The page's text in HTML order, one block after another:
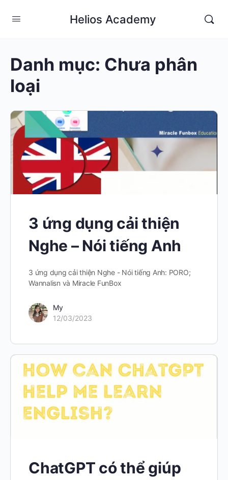
Helios Academy
Danh mục: Chưa phân
loại
3 ứng dụng cải thiện
Nghe – Nói tiếng Anh
3 ứng dụng cải thiện Nghe - Nói tiếng Anh: PORO;
Wannalisn và Miracle FunBox
My
12/03/2023
ChatGPT có thể giúp